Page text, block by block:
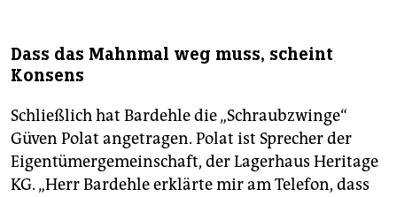
Dass das Mahnmal weg muss, scheint
Konsens
Schließlich hat Bardehle die „Schraubzwinge“
Güven Polat angetragen. Polat ist Sprecher der
Eigentümergemeinschaft, der Lagerhaus Heritage
KG. „Herr Bardehle erklärte mir am Telefon, dass